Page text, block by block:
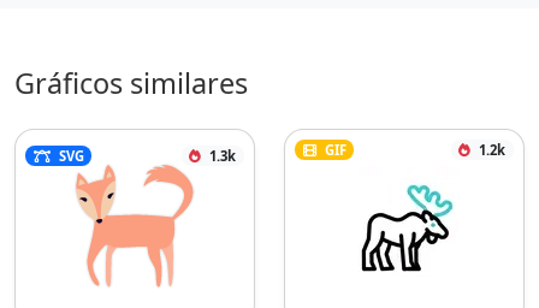
Gráficos similares
SVG 1.3k GIF 1.2k